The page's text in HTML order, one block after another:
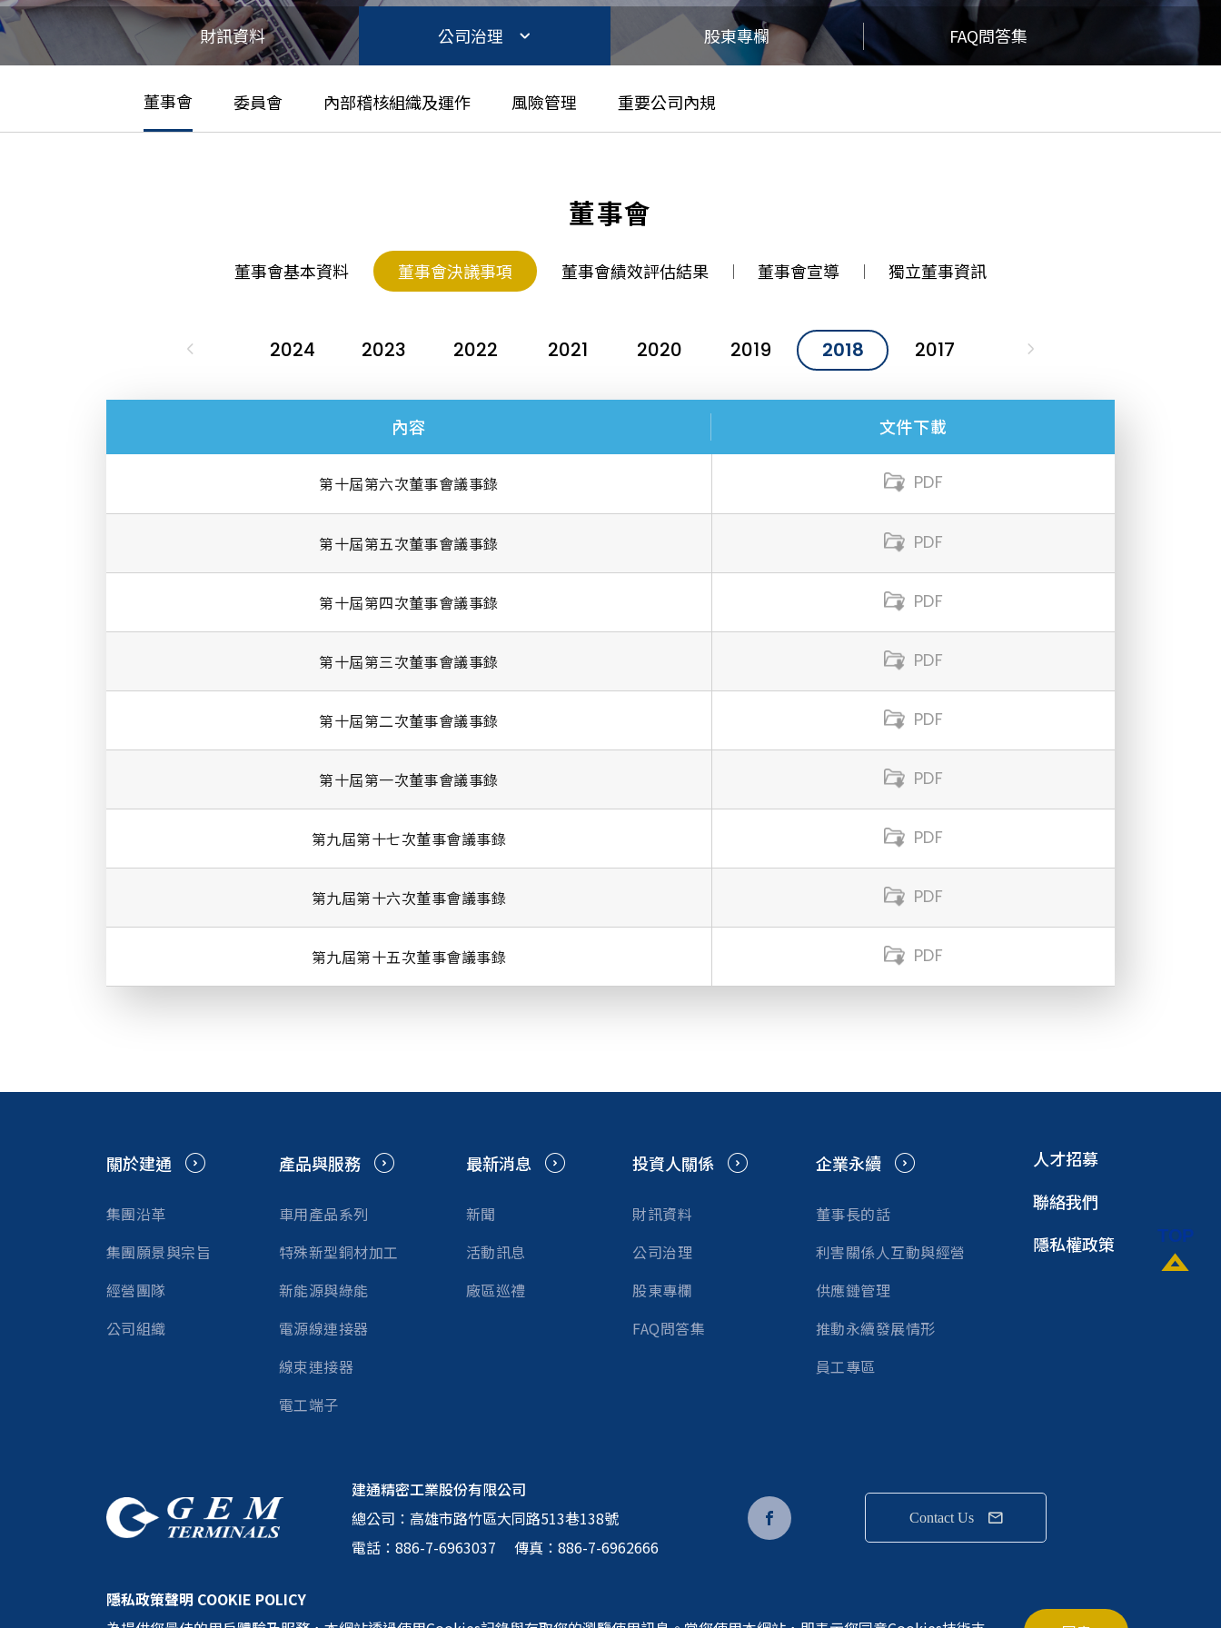
財訊資料 公司治理 股東專欄 FAQ問答集
董事會 委員會 內部稽核組織及運作 風險管理 重要公司內規
董事會
董事會基本資料 董事會決議事項 董事會績效評估結果 董事會宣導 獨立董事資訊
2013 2024 2023 2022 2021 2020 2019 2018 2017 2016
內容 文件下載
第十屆第六次董事會議事錄 PDF
第十屆第五次董事會議事錄 PDF
第十屆第四次董事會議事錄 PDF
第十屆第三次董事會議事錄 PDF
第十屆第二次董事會議事錄 PDF
第十屆第一次董事會議事錄 PDF
第九屆第十七次董事會議事錄 PDF
第九屆第十六次董事會議事錄 PDF
第九屆第十五次董事會議事錄 PDF
關於建通
集團沿革
集團願景與宗旨
經營團隊
公司組織
產品與服務
車用產品系列
特殊新型銅材加工
新能源與綠能
電源線連接器
線束連接器
電工端子
最新消息
新聞
活動訊息
廠區巡禮
投資人關係
財訊資料
公司治理
股東專欄
FAQ問答集
企業永續
董事長的話
利害關係人互動與經營
供應鏈管理
推動永續發展情形
員工專區
人才招募
聯絡我們
隱私權政策
建通精密工業股份有限公司
總公司： 高雄市路竹區大同路513巷138號
電話： 886-7-6963037 傳真：886-7-6962666
Contact Us
隱私政策聲明 COOKIE POLICY